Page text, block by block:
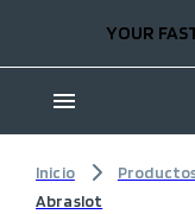
YOUR
Inicio
Abraslot